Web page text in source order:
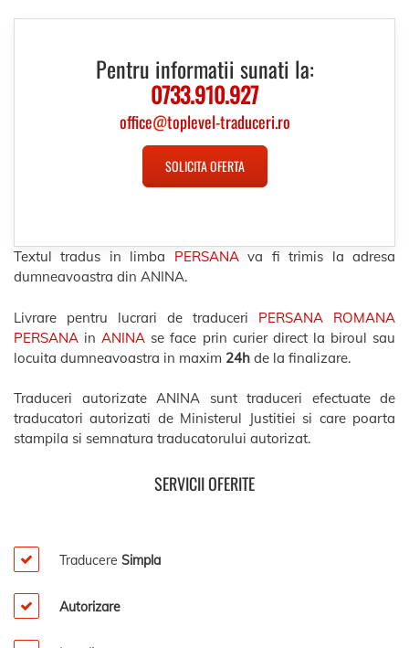
Pentru informatii sunati la:
0733.910.927
office@toplevel-traduceri.ro
SOLICITA OFERTA
Textul tradus in limba PERSANAva fi trimis la adresa
dumneavoastra din ANINA.
Livrare pentru lucrari de traduceri PERSANA ROMANA
PERSANA inANINA se face prin curier direct la biroul sau
locuita dumneavoastra in maxim 24h de la finalizare.
Traduceri autorizate ANINA sunt traduceri efectuate de
traducatori autorizati de Ministerul Justitiei si care poarta
stampila si semnatura traducatorului autorizat.
SERVICII OFERITE
Traducere Simpla
Autorizare